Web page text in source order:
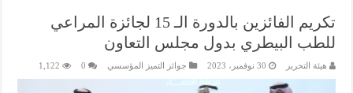
تكريم الفائزين بالدورة الـ 15 لجائزة المراعي
للطب البيطري بدول مجلس التعاون
هيئة التحرير 30 نوفمبر، 2023 جوائز التميز المؤسسي 0
1,122